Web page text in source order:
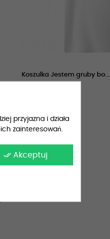
Koszulka Jestem gruby bo...
przyjazna i działa
zainteresowań.
done_all Akceptuj